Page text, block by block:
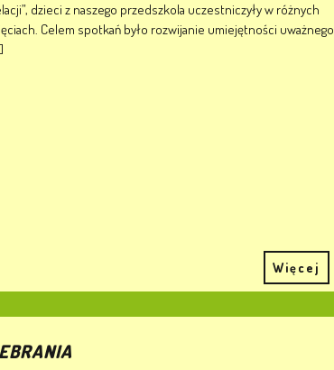
dzieci z naszego przedszkola uczestniczyły w różnych
Celem spotkań było rozwijanie umiejętności uważnego
Więcej